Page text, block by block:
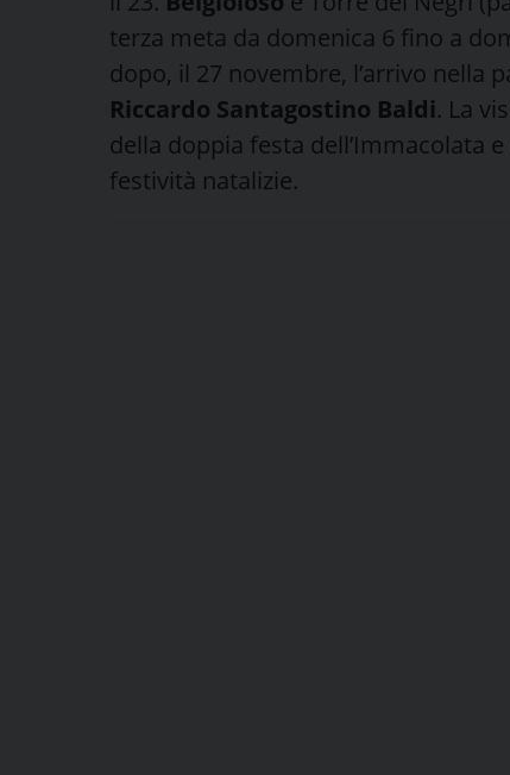
terza meta da domenica 6 fino a
dopo, il 27 novembre, l’arrivo nella
Riccardo Santagostino Baldi. La
della doppia festa dell’Immacolata
festività natalizie.